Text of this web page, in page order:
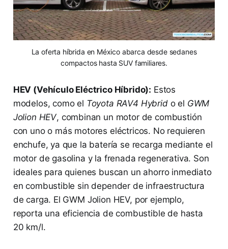
La oferta híbrida en México abarca desde sedanes
compactos hasta SUV familiares.
HEV (Vehículo Eléctrico Híbrido): Estos
modelos, como el Toyota RAV4 Hybrido el GWM
Jolion HEV, combinan un motor de combustión
con uno o más motores eléctricos. No requieren
enchufe, ya que la batería se recarga mediante el
motor de gasolina y la frenada regenerativa. Son
ideales para quienes buscan un ahorro inmediato
en combustible sin depender de infraestructura
de carga. El GWM Jolion HEV, por ejemplo,
reporta una eficiencia de combustible de hasta
20 km/l.